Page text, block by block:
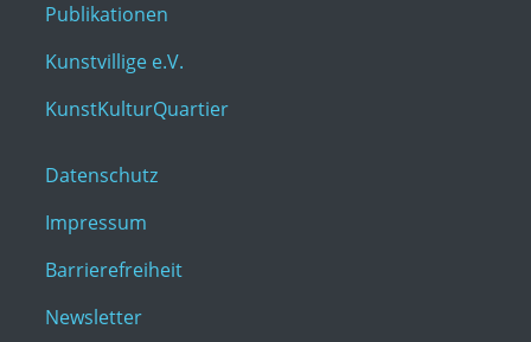
Publikationen
Kunstvillige e.V.
KunstKulturQuartier
Datenschutz
Impressum
Barrierefreiheit
Newsletter